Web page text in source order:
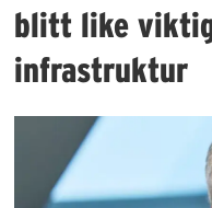
blitt like
infrastruktur